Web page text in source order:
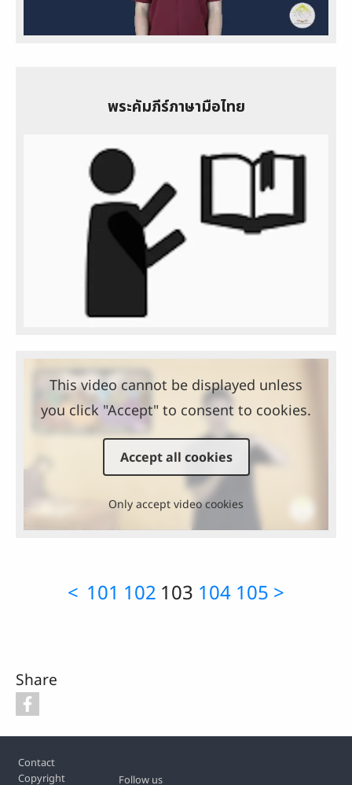
Video
พระคัมภีร์ภาษามือไทย
This video cannot be displayed unless
you click "Accept" to consent to cookies.
Accept all cookies
Only accept video cookies
< 101 102 103 104 105 >
Share
Contact
Copyright
Follow us